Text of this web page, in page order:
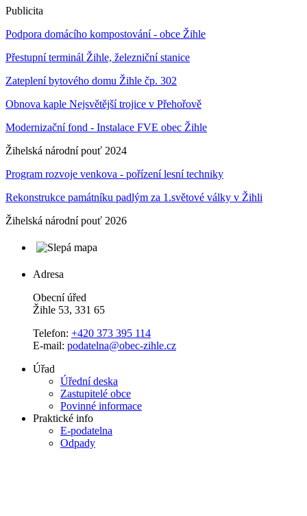
Publicita
Podpora domácího kompostování - obce Žihle
Přestupní terminál Žihle, železniční stanice
Zateplení bytového domu Žihle čp. 302
Obnova kaple Nejsvětější trojice v Přehořově
Modernizační fond - Instalace FVE obec Žihle
Žihelská národní pouť 2024
Program rozvoje venkova - pořízení lesní techniky
Rekonstrukce památníku padlým za 1.světové války v Žihli
Žihelská národní pouť 2026
Adresa
Obecní úřed
Žihle 53, 331 65
Telefon: +420 373 395 114
E-mail: podatelna@obec-zihle.cz
Úřad
Úřední deska
Zastupitelé obce
Povinné informace
Praktické info
E-podatelna
Odpady